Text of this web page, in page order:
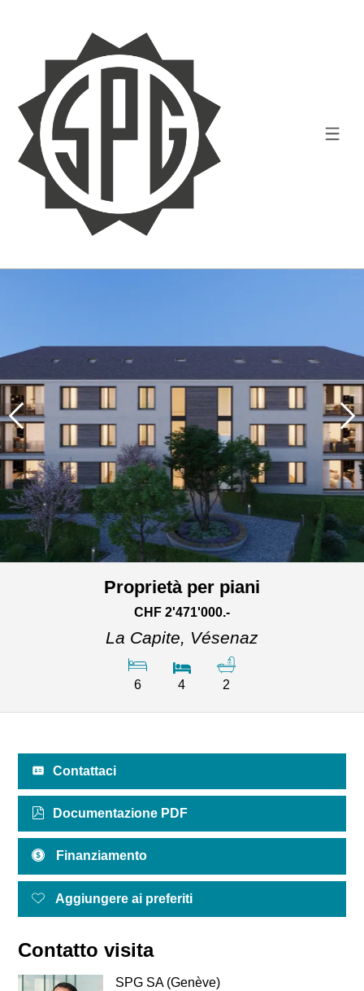
Proprietà per piani
CHF 2'471'000.-
La Capite, Vésenaz
6 4 2
Contattaci
Documentazione PDF
Finanziamento
Aggiungere ai preferiti
Contatto visita
SPG SA (Genève)